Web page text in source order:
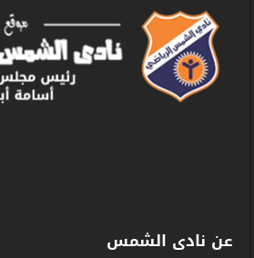
عن نادى الشمس